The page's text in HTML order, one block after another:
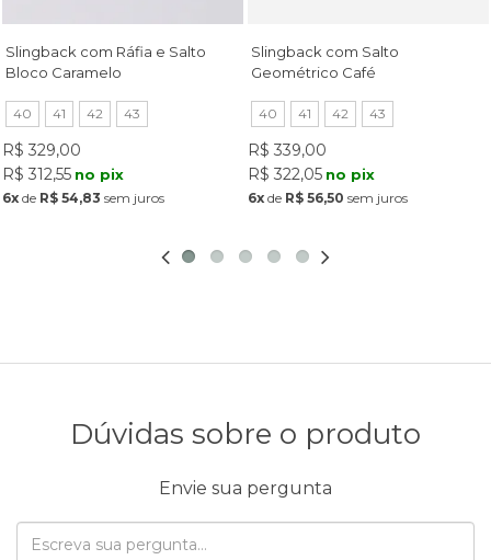
Slingback com Ráfia e Salto
Bloco Caramelo
40 41 42 43
R$ 329,00
R$ 312,55 no pix
6x de R$ 54,83 sem juros
Slingback com Salto
Geométrico Café
40 41 42 43
R$ 339,00
R$ 322,05 no pix
6x de R$ 56,50 sem juros
Dúvidas sobre o produto
Envie sua pergunta